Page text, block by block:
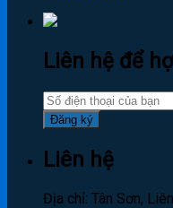
Liên hệ để
Liên hệ
Địa chỉ: Tân Sơn,